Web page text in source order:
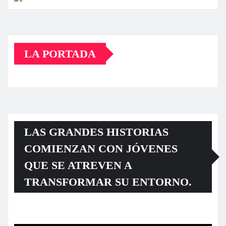
LA PORTADA
LAS GRANDES HISTORIAS
COMIENZAN CON JÓVENES
QUE SE ATREVEN A
TRANSFORMAR SU ENTORNO.